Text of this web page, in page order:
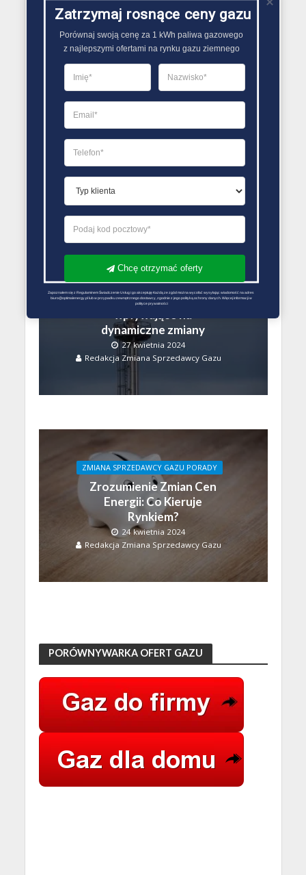
Przeczytaj także
ZMIANA SPRZEDAWCY GAZU PORADY
Jak kształtują się ceny
gazu? Analiza rynku
energetycznego
ZMIANA SPRZEDAWCY GAZU PORADY
Cena gazu: czynniki
dynamiczne zmiany
27 kwietnia 2024
Redakcja Zmiana Sprzedawcy Gazu
ZMIANA SPRZEDAWCY GAZU PORADY
Zrozumienie Zmian Cen
Energii: Co Kieruje
Rynkiem?
24 kwietnia 2024
Redakcja Zmiana Sprzedawcy Gazu
PORÓWNYWARKA OFERT GAZU
Zatrzymaj rosnące ceny gazu
Porównaj swoją cenę za 1 kWh paliwa gazowego
z najlepszymi ofertami na rynku gazu ziemnego
Chcę otrzymać oferty
Zapoznałem się z Regulaminem Świadczenie Usług i go akceptuję Każdą ze zgód można wycofać wysyłając wiadomość na adres
biuro@optimalenergy.pl lub w przypadku zewnętrznego dostawcy, zgodnie z jego polityką ochrony danych. Więcej informacji w
polityce prywatności